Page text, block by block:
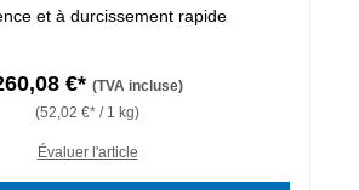
et à durcissement rapide
€* (TVA incluse)
(52,02 €* / 1 kg)
Évaluer l'article